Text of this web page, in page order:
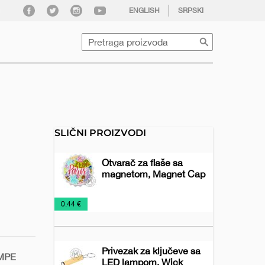
ENGLISH SRPSKI
facebook
twitter instagramyoutube
Pretraga
SLIČNI PROIZVODI
Otvarač za flaše sa
magnetom, Magnet Cap
Alati
NOVO
U
PONUDI
Otvarači
za
flaše
0.44 €
Privezak za ključeve sa
LED lampom, Wick